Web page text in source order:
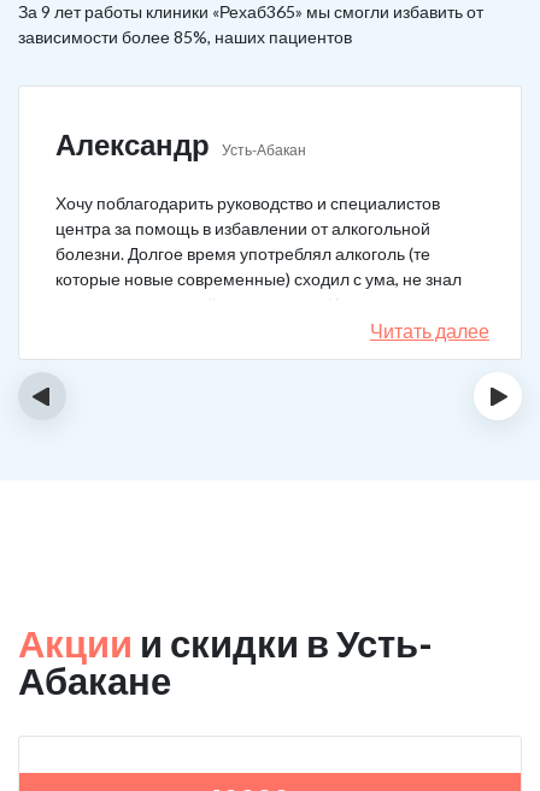
За 9 лет работы клиники «Рехаб365» мы смогли избавить от
зависимости более 85%, наших пациентов
Александр Усть-Абакан
Хочу поблагодарить руководство и специалистов
центра за помощь в избавлении от алкогольной
болезни. Долгое время употреблял алкоголь (те
которые новые современные) сходил с ума, не знал
куда деться от своей зависимости. Искал тех кто
сможет мне помочь в интернете, позвонил, приехал.
На сегодняшний день не употребляю!
Читать далее
‹ ›
Акции и скидки в Усть-
Абакане